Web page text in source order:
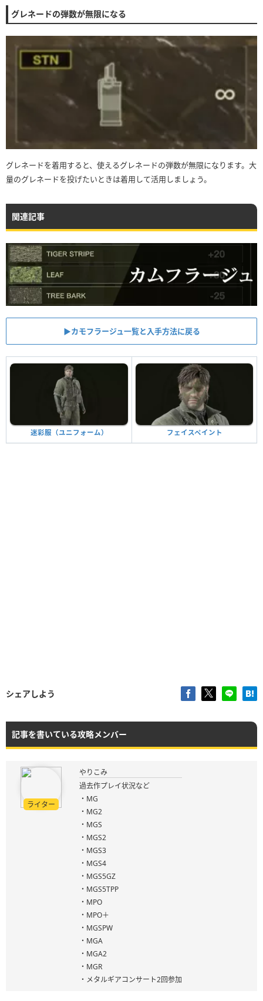
グレネードの弾数が無限になる
グレネードを着用すると、使えるグレネードの弾数が無限になります。大
量のグレネードを投げたいときは着用して活用しましょう。
関連記事
▶︎カモフラージュ一覧と入手方法に戻る
迷彩服（ユニフォーム） フェイスペイント
シェアしよう
記事を書いている攻略メンバー
ライター
やりこみ
過去作プレイ状況など
・MG
・MG2
・MGS
・MGS2
・MGS3
・MGS4
・MGS5GZ
・MGS5TPP
・MPO
・MPO＋
・MGSPW
・MGA
・MGA2
・MGR
・メタルギアコンサート2回参加